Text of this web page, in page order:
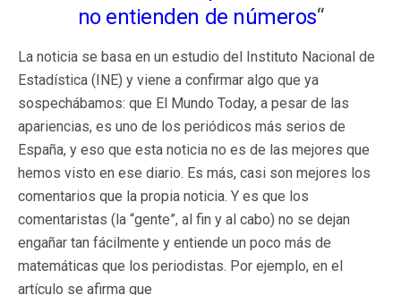
no entienden de números“
La noticia se basa en un estudio del Instituto Nacional de
Estadística (INE) y viene a confirmar algo que ya
sospechábamos: que El Mundo Today, a pesar de las
apariencias, es uno de los periódicos más serios de
España, y eso que esta noticia no es de las mejores que
hemos visto en ese diario. Es más, casi son mejores los
comentarios que la propia noticia. Y es que los
comentaristas (la “gente”, al fin y al cabo) no se dejan
engañar tan fácilmente y entiende un poco más de
matemáticas que los periodistas. Por ejemplo, en el
artículo se afirma que